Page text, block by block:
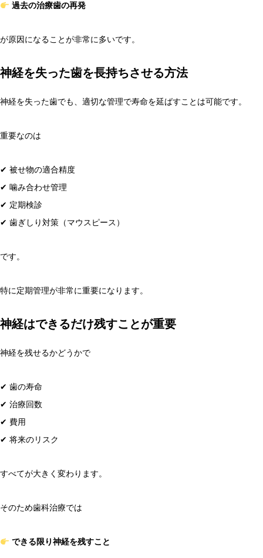
過去の治療歯の再発
が原因になることが非常に多いです。
神経を失った歯を長持ちさせる方法
神経を失った歯でも、適切な管理で寿命を延ばすことは可能です。
重要なのは
✔ 被せ物の適合精度
✔ 噛み合わせ管理
✔ 定期検診
✔ 歯ぎしり対策（マウスピース）
です。
特に定期管理が非常に重要になります。
神経はできるだけ残すことが重要
神経を残せるかどうかで
✔ 歯の寿命
✔ 治療回数
✔ 費用
✔ 将来のリスク
すべてが大きく変わります。
そのため歯科治療では
できる限り神経を残すこと